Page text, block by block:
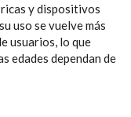
y dispositivos
uso se vuelve más
usuarios, lo que
edades dependan de